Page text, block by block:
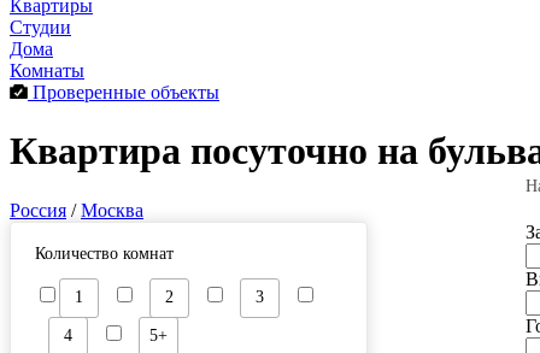
Квартиры
Студии
Дома
Комнаты
Проверенные объекты
Квартира посуточно на
Россия /Москва
Количество комнат
1 2 3
4 5+